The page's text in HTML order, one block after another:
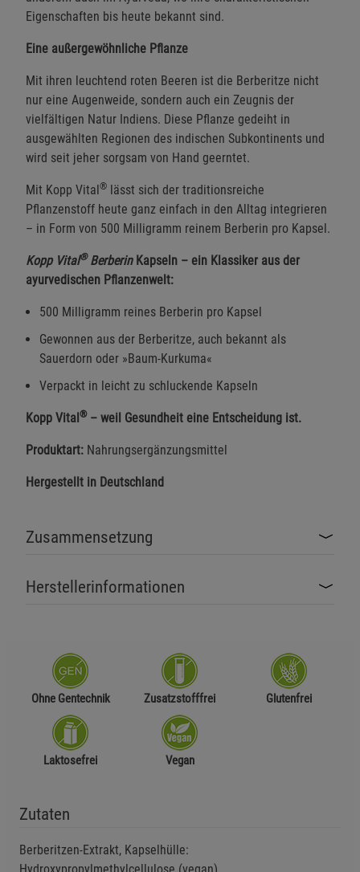
Eigenschaften bis heute bekannt sind.
Eine außergewöhnliche Pflanze
Mit ihren leuchtend roten Beeren ist die Berberitze nicht
nur eine Augenweide, sondern auch ein Zeugnis der
vielfältigen Natur Indiens. Diese Pflanze gedeiht in
ausgewählten Regionen des indischen Subkontinents und
wird seit jeher sorgsam von Hand geerntet.
Mit Kopp Vital® lässt sich der traditionsreiche
Pflanzenstoff heute ganz einfach in den Alltag integrieren
– in Form von 500 Milligramm reinem Berberin pro Kapsel.
Kopp Vital®BerberinKapseln – ein Klassiker aus der
ayurvedischen Pflanzenwelt:
500 Milligramm reines Berberin pro Kapsel
Gewonnen aus der Berberitze, auch bekannt als
Sauerdorn oder »Baum-Kurkuma«
Verpackt in leicht zu schluckende Kapseln
Kopp Vital®– weil Gesundheit eine Entscheidung ist.
Produktart: Nahrungsergänzungsmittel
Hergestellt in Deutschland
Zusammensetzung
Herstellerinformationen
Ohne Gentechnik Zusatzstofffrei Glutenfrei
Laktosefrei Vegan
Zutaten
Berberitzen-Extrakt, Kapselhülle: